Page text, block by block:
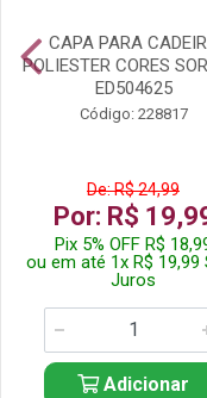
CAPA PARA
POLIESTER CORES
ED504625
Código: 228817
De: R$ 24,99
Por: R$
Pix 5% OFF R$
ou em até 1x R$ 19,99
Juros
Adicionar